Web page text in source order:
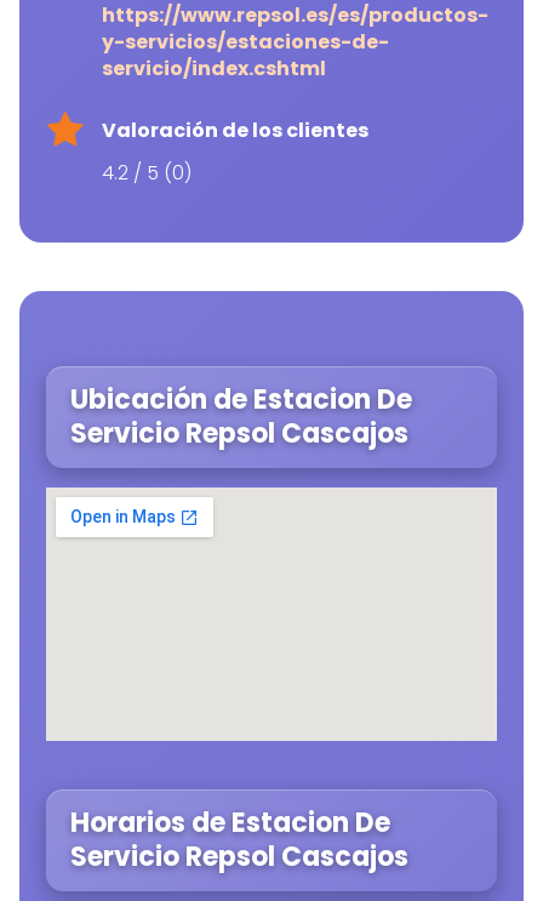
https://www.repsol.es/es/productos-
y-servicios/estaciones-de-
servicio/index.cshtml
Valoración de los clientes
4.2 / 5 (0)
Ubicación de Estacion De
Servicio Repsol Cascajos
Horarios de Estacion De
Servicio Repsol Cascajos